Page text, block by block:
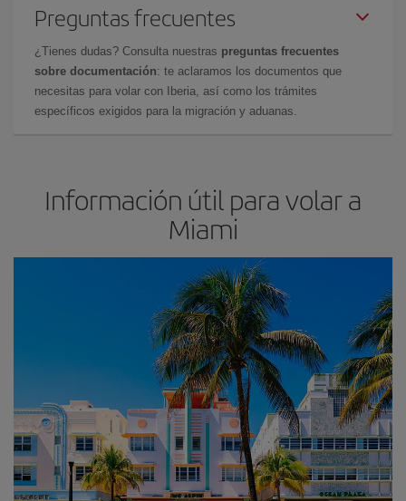
Preguntas frecuentes
¿Tienes dudas? Consulta nuestras preguntas frecuentes
sobre documentación: te aclaramos los documentos que
necesitas para volar con Iberia, así como los trámites
específicos exigidos para la migración y aduanas.
Información útil para volar a
Miami